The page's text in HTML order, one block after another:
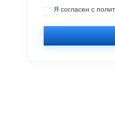
Я согласен с